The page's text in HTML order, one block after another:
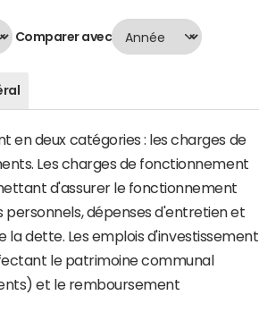
Comparer avec
en deux catégories : les charges de
Les charges de fonctionnement
d'assurer le fonctionnement
dépenses d'entretien et
dette. Les emplois d'investissement
le patrimoine communal
et le remboursement